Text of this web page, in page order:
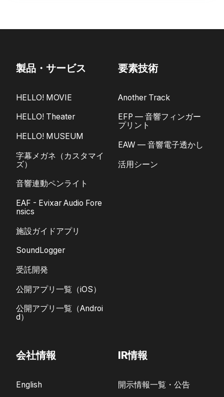
製品・サービス
HELLO! MOVIE
HELLO! Theater
HELLO! MUSEUM
字幕メガネ（カスタマイ
ズ）
音響連動ペンライト
EAF - Evixar Audio Fore
nsics
施設ガイドアプリ
SoundLogger
受託開発
公開アプリ一覧（iOS）
公開アプリ一覧（Androi
d）
要素技術
Another Track
EFP — 音響フィンガー
プリント
EAW — 音響電子透かし
活用シーン
会社情報
English
IR情報
開示情報一覧・公告